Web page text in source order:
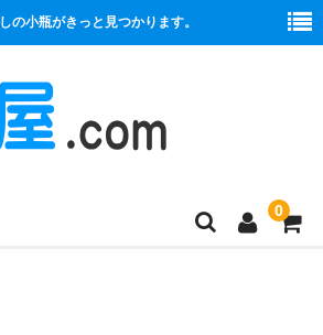
の小瓶がきっと見つかります。
0